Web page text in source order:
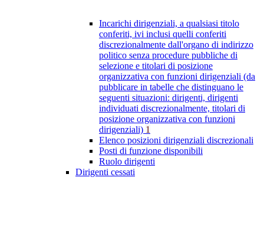
Incarichi dirigenziali, a qualsiasi titolo
conferiti, ivi inclusi quelli conferiti
discrezionalmente dall'organo di indirizzo
politico senza procedure pubbliche di
selezione e titolari di posizione
organizzativa con funzioni dirigenziali (da
pubblicare in tabelle che distinguano le
seguenti situazioni: dirigenti, dirigenti
individuati discrezionalmente, titolari di
posizione organizzativa con funzioni
dirigenziali) 1
Elenco posizioni dirigenziali discrezionali
Posti di funzione disponibili
Ruolo dirigenti
Dirigenti cessati